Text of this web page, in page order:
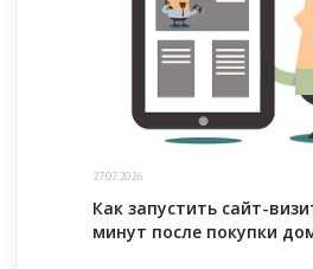
27.07.2026
Как запустить сайт-
минут после покупки